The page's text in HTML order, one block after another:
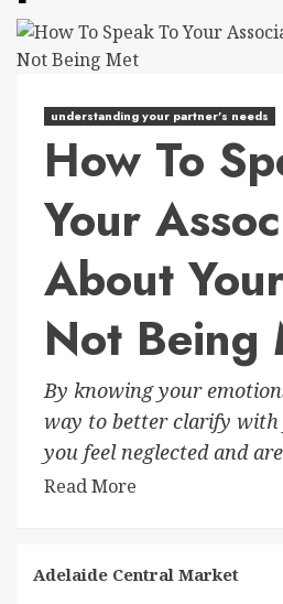
understanding your partner’s needs
How To
Your
About
Not Being
By knowing your
way to better clarify with
you feel neglected and
Read More
Adelaide Central Market